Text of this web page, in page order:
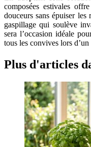
composées estivales
douceurs sans épuiser les
gaspillage qui soulève
sera l’occasion idéale
tous les convives lors
Plus d'articles